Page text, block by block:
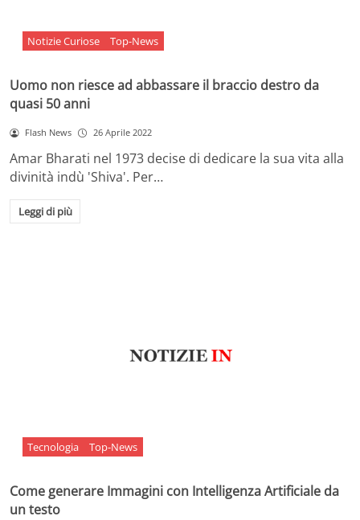
Notizie Curiose Top-News
Uomo non riesce ad abbassare il braccio destro da
quasi 50 anni
Flash News 26 Aprile 2022
Amar Bharati nel 1973 decise di dedicare la sua vita alla
divinità indù 'Shiva'. Per…
Leggi di più
Tecnologia Top-News
Come generare Immagini con Intelligenza Artificiale da
un testo